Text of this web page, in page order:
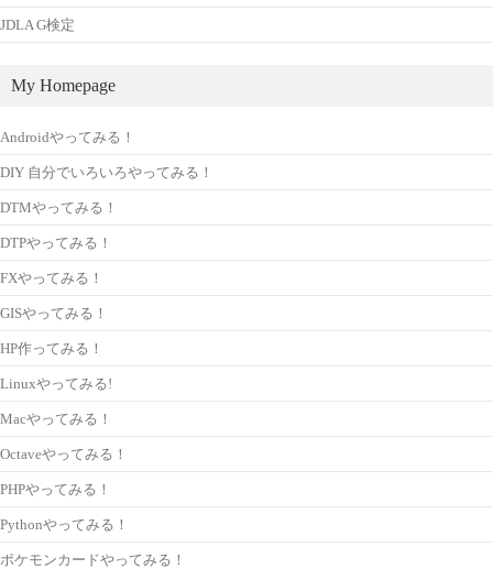
JDLA G検定
My Homepage
Androidやってみる！
DIY 自分でいろいろやってみる！
DTMやってみる！
DTPやってみる！
FXやってみる！
GISやってみる！
HP作ってみる！
Linuxやってみる!
Macやってみる！
Octaveやってみる！
PHPやってみる！
Pythonやってみる！
ポケモンカードやってみる！